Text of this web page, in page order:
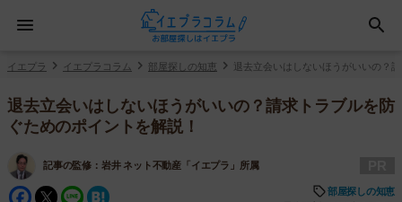
イエプラ イエプラコラム 部屋探しの知恵 退去立会いはしないほうがいいの？
退去立会いはしないほうがいいの？請求トラブルを防
ぐためのポイントを解説！
記事の監修： 岩井 ネット不動産「イエプラ」所属
部屋探しの知恵